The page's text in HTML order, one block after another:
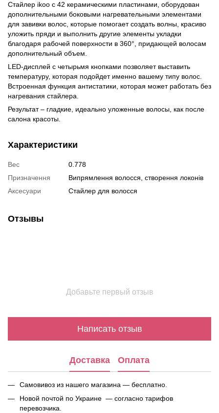
Стайлер ikoo с 42 керамическими пластинами, оборудован
дополнительными боковыми нагревательными элементами
для завивки волос, которые помогает создать волны, красиво
уложить пряди и выполнить другие элементы укладки
благодаря рабочей поверхности в 360°, придающей волосам
дополнительный объем.
LED-дисплей с четырьмя кнопками позволяет выставить
температуру, которая подойдет именно вашему типу волос.
Встроенная функция антистатики, которая может работать без
нагревания стайлера.
Результат – гладкие, идеально уложенные волосы, как после
салона красоты.
Характеристики
Вес
0.778
Призначення
Випрямлення волосся, створення локонів
Аксесуари
Стайлер для волосся
Отзывы
Добавьте первый отзыв
Написать отзыв
Доставка Оплата
Самовивоз из нашего магазина — бесплатно.
Новой почтой по Украине — согласно тарифов
перевозчика.